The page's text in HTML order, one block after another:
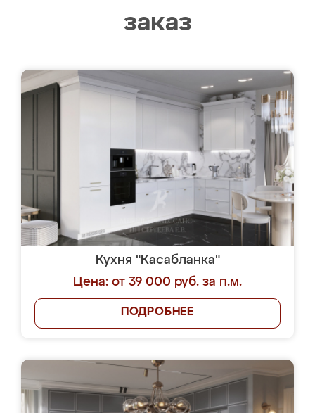
заказ
Кухня "Касабланка"
Цена: от 39 000 руб. за п.м.
ПОДРОБНЕЕ